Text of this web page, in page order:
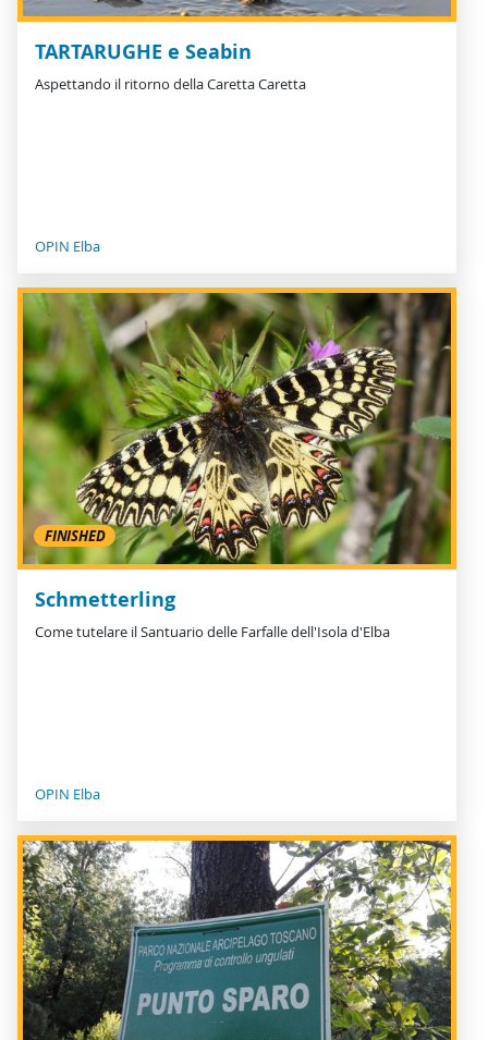
TARTARUGHE e Seabin
Aspettando il ritorno della Caretta Caretta
OPIN Elba
FINISHED
Schmetterling
Come tutelare il Santuario delle Farfalle dell'Isola d'Elba
OPIN Elba